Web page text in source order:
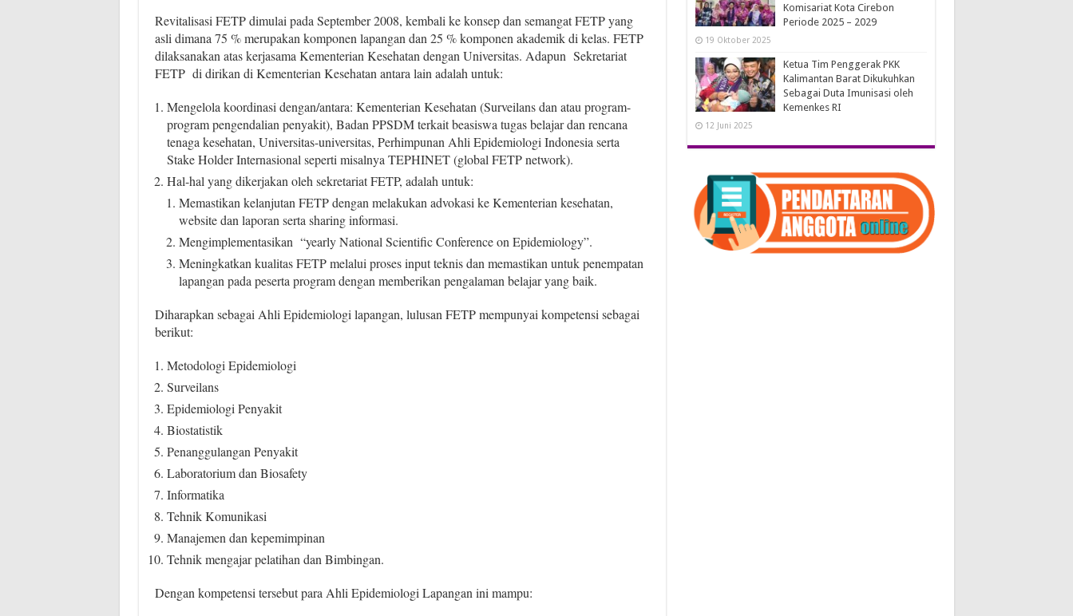
Revitalisasi FETP dimulai pada September 2008, kembali ke konsep dan semangat FETP yang
asli dimana 75 % merupakan komponen lapangan dan 25 % komponen akademik di kelas. FETP
dilaksanakan atas kerjasama Kementerian Kesehatan dengan Universitas. Adapun Sekretariat
FETP di dirikan di Kementerian Kesehatan antara lain adalah untuk:
Mengelola koordinasi dengan/antara: Kementerian Kesehatan (Surveilans dan atau program-
program pengendalian penyakit), Badan PPSDM terkait beasiswa tugas belajar dan rencana
tenaga kesehatan, Universitas-universitas, Perhimpunan Ahli Epidemiologi Indonesia serta
Stake Holder Internasional seperti misalnya TEPHINET (global FETP network).
Hal-hal yang dikerjakan oleh sekretariat FETP, adalah untuk:
Memastikan kelanjutan FETP dengan melakukan advokasi ke Kementerian kesehatan,
website dan laporan serta sharing informasi.
Mengimplementasikan “yearly National Scientific Conference on Epidemiology”.
Meningkatkan kualitas FETP melalui proses input teknis dan memastikan untuk penempatan
lapangan pada peserta program dengan memberikan pengalaman belajar yang baik.
Diharapkan sebagai Ahli Epidemiologi lapangan, lulusan FETP mempunyai kompetensi sebagai
berikut:
Metodologi Epidemiologi
Surveilans
Epidemiologi Penyakit
Biostatistik
Penanggulangan Penyakit
Laboratorium dan Biosafety
Informatika
Tehnik Komunikasi
Manajemen dan kepemimpinan
Tehnik mengajar pelatihan dan Bimbingan.
Dengan kompetensi tersebut para Ahli Epidemiologi Lapangan ini mampu:
Komisariat Kota Cirebon
Periode 2025 – 2029
19 Oktober 2025
Ketua Tim Penggerak PKK
Kalimantan Barat Dikukuhkan
Sebagai Duta Imunisasi oleh
Kemenkes RI
12 Juni 2025